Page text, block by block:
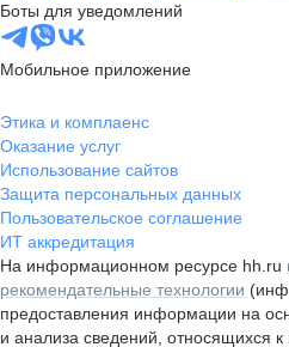
Боты для уведомлений
Мобильное приложение
Этика и комплаенс
Оказание услуг
Использование сайтов
Защита персональных данных
Пользовательское соглашение
ИТ аккредитация
На информационном ресурсе hh.ru
рекомендательные технологии
предоставления информации на
и анализа сведений, относящихся